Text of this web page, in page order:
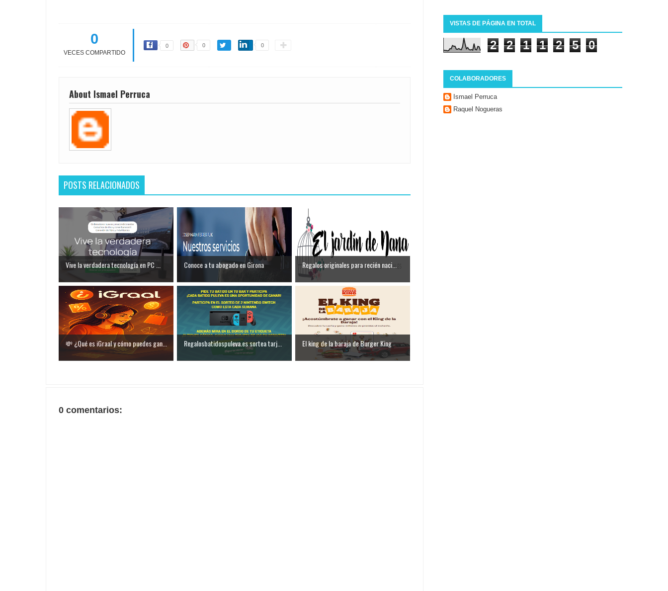
0
VECES COMPARTIDO
0 0 0
About Ismael Perruca
POSTS RELACIONADOS
Vive la verdadera tecnología en PC ... Conoce a tu abogado en Girona Regalos originales para recién naci...
💸 ¿Qué es iGraal y cómo puedes gan... Regalosbatidospuleva.es sortea tarj... El king de la baraja de Burger King
0 comentarios:
VISTAS DE PÁGINA EN TOTAL
2 2 1 1 2 5 0
COLABORADORES
Ismael Perruca
Raquel Nogueras